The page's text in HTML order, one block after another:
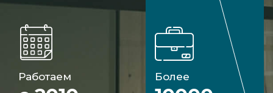
Работаем Более